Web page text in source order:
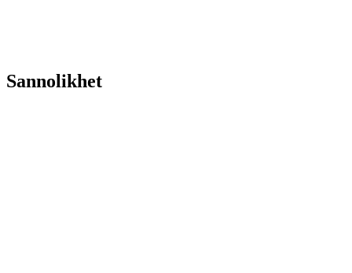
Sannolikhet